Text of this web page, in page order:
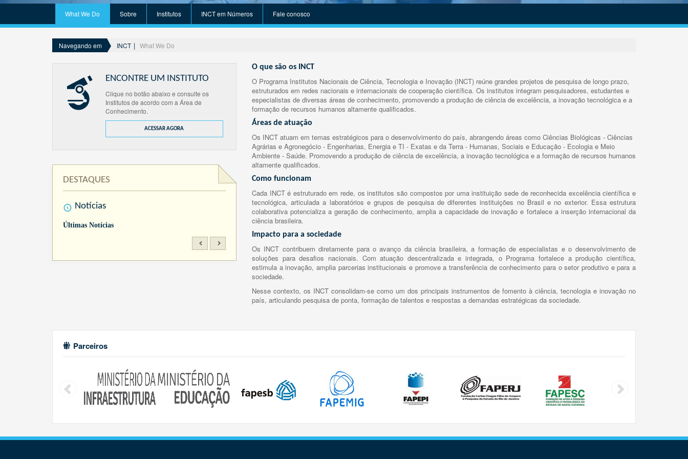
What We Do Sobre Institutos INCT em Números Fale conosco
Navegando em INCT What We Do
ENCONTRE UM INSTITUTO
Clique no botão abaixo e consulte os
Institutos de acordo com a Área de
Conhecimento.
ACESSAR AGORA
DESTAQUES
Notícias
Últimas Notícias
O que são os INCT
O Programa Institutos Nacionais de Ciência, Tecnologia e Inovação (INCT) reúne grandes projetos de pesquisa de longo prazo,
estruturados em redes nacionais e internacionais de cooperação científica. Os institutos integram pesquisadores, estudantes e
especialistas de diversas áreas de conhecimento, promovendo a produção de ciência de excelência, a inovação tecnológica e a
formação de recursos humanos altamente qualificados.
Áreas de atuação
Os INCT atuam em temas estratégicos para o desenvolvimento do país, abrangendo áreas como Ciências Biológicas - Ciências
Agrárias e Agronegócio - Engenharias, Energia e TI - Exatas e da Terra - Humanas, Sociais e Educação - Ecologia e Meio
Ambiente - Saúde. Promovendo a produção de ciência de excelência, a inovação tecnológica e a formação de recursos humanos
altamente qualificados.
Como funcionam
Cada INCT é estruturado em rede, os institutos são compostos por uma instituição sede de reconhecida excelência científica e
tecnológica, articulada a laboratórios e grupos de pesquisa de diferentes instituições no Brasil e no exterior. Essa estrutura
colaborativa potencializa a geração de conhecimento, amplia a capacidade de inovação e fortalece a inserção internacional da
ciência brasileira.
Impacto para a sociedade
Os INCT contribuem diretamente para o avanço da ciência brasileira, a formação de especialistas e o desenvolvimento de
soluções para desafios nacionais. Com atuação descentralizada e integrada, o Programa fortalece a produção científica,
estimula a inovação, amplia parcerias institucionais e promove a transferência de conhecimento para o setor produtivo e para a
sociedade.
Nesse contexto, os INCT consolidam-se como um dos principais instrumentos de fomento à ciência, tecnologia e inovação no
país, articulando pesquisa de ponta, formação de talentos e respostas a demandas estratégicas da sociedade.
Parceiros